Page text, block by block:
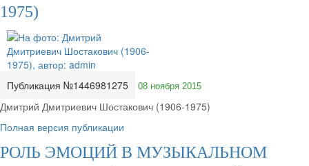
1975)
Публикация №1446981275 08 ноября 2015
Дмитрий Дмитриевич Шостакович (1906-1975)
Полная версия публикации
РОЛЬ ЭМОЦИЙ В МУЗЫКАЛЬНОМ